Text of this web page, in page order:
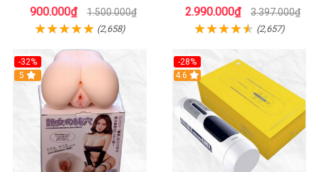
giá tốt
900.000₫ 1.500.000₫
(2,658)
Phê
2.990.000₫ 3.397.000₫
(2,657)
-32%
Hot
5
-28%
Hot
4.6